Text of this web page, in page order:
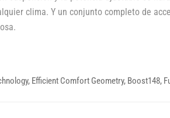
clima. Y un conjunto completo de
Efficient Comfort Geometry, Boost148,